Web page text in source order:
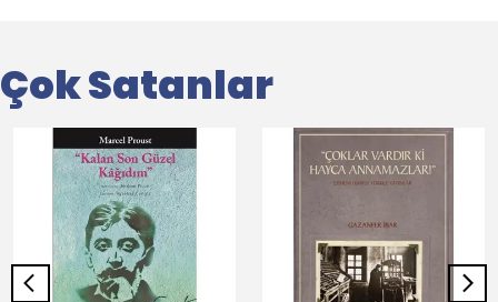
Çok Satanlar